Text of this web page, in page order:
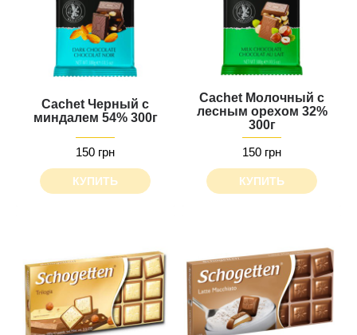
Cachet Черный с
миндалем 54% 300г
150 грн
КУПИТЬ
Cachet Молочный с
лесным орехом 32%
300г
150 грн
КУПИТЬ